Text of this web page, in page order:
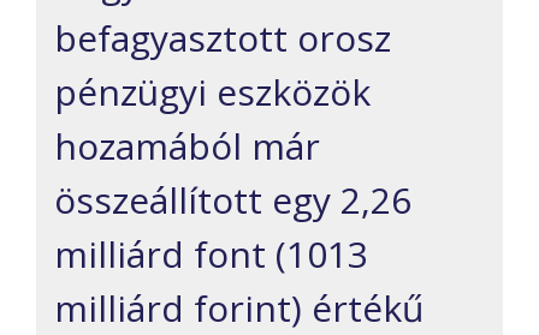
befagyasztott orosz
pénzügyi eszközök
hozamából már
összeállított egy 2,26
milliárd font (1013
milliárd forint) értékű